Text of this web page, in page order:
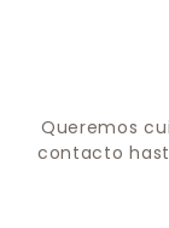
Queremos
contacto